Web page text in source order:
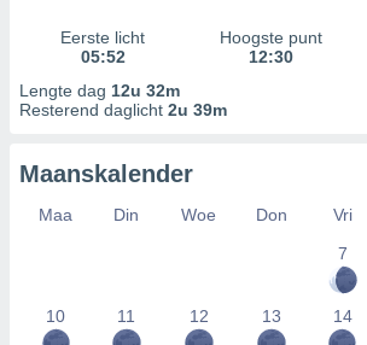
Eerste licht
05:52
Hoogste punt
12:30
Lengte dag 12u 32m
Resterend daglicht 2u 39m
Maanskalender
Maa Din Woe Don Vri
7
10 11 12 13 14